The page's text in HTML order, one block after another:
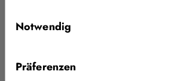
Nutzung der Dienste gesammelt
Notwendig
Präferenzen
und effizient über das MVTec Deep